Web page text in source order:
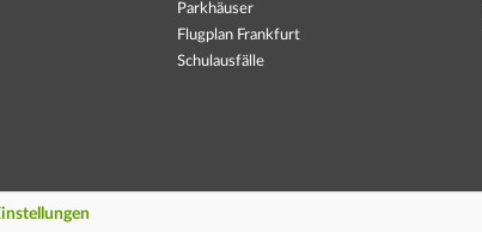
Parkhäuser
Flugplan Frankfurt
Schulausfälle